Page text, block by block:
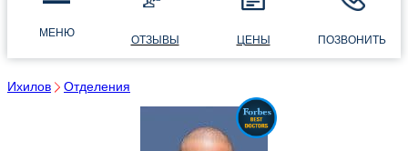
МЕНЮ
ОТЗЫВЫ ЦЕНЫ ПОЗВОНИТЬ
Ихилов Отделения